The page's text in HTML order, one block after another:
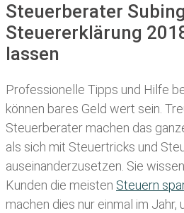
Steuerberater
Steuererklärung
lassen
Professionelle Tipps und Hilfe
können bares Geld wert sein.
Steuerberater machen das
als sich mit Steuertricks und
auseinanderzusetzen. Sie
Kunden die meisten Steuern
machen dies nur einmal im